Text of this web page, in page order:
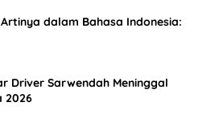
dalam Bahasa Indonesia:
Driver Sarwendah Meninggal
2026